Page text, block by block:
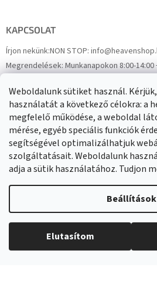
Weboldalunk sütiket használ.
használatát a következő célokra: a
megfelelő működése, a weboldal
mérése, egyéb speciális funkciók
segítségével optimalizálhatjuk
szolgáltatásait. Weboldalunk
adja a sütik használatához. Tudjon
Beállítások
Elutasítom
KAPCSOLAT
Írjon nekünk:NON STOP:
Megrendelések:Munkanapokon 8:00-14:00
FacebookHeavenShop.sk
Eredményeink